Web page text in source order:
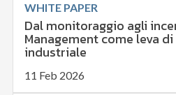
WHITE PAPER
Dal monitoraggio agli
Management come leva
industriale
11 Feb 2026